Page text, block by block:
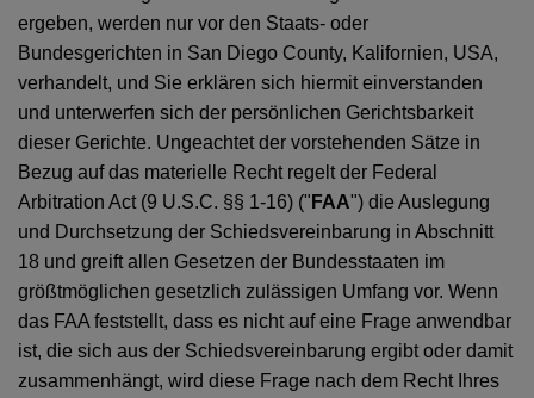
ergeben, werden nur vor den Staats- oder
Bundesgerichten in San Diego County, Kalifornien, USA,
verhandelt, und Sie erklären sich hiermit einverstanden
und unterwerfen sich der persönlichen Gerichtsbarkeit
dieser Gerichte. Ungeachtet der vorstehenden Sätze in
Bezug auf das materielle Recht regelt der Federal
Arbitration Act (9 U.S.C. §§ 1-16) (" FAA") die Auslegung
und Durchsetzung der Schiedsvereinbarung in Abschnitt
18 und greift allen Gesetzen der Bundesstaaten im
größtmöglichen gesetzlich zulässigen Umfang vor. Wenn
das FAA feststellt, dass es nicht auf eine Frage anwendbar
ist, die sich aus der Schiedsvereinbarung ergibt oder damit
zusammenhängt, wird diese Frage nach dem Recht Ihres